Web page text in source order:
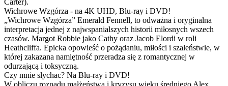
Carter).
Wichrowe Wzgórza - na 4K UHD, Blu-ray i DVD!
„Wichrowe Wzgórza” Emerald Fennell, to odważna i oryginalna
interpretacja jednej z najwspanialszych historii miłosnych wszech
czasów. Margot Robbie jako Cathy oraz Jacob Elordi w roli
Heathcliffa. Epicka opowieść o pożądaniu, miłości i szaleństwie, w
której zakazana namiętność przeradza się z romantycznej w
odurzającą i toksyczną.
Czy mnie słychac? Na Blu-ray i DVD!
W obliczu rozpadu małżeństwa i kryzysu wieku średniego Alex